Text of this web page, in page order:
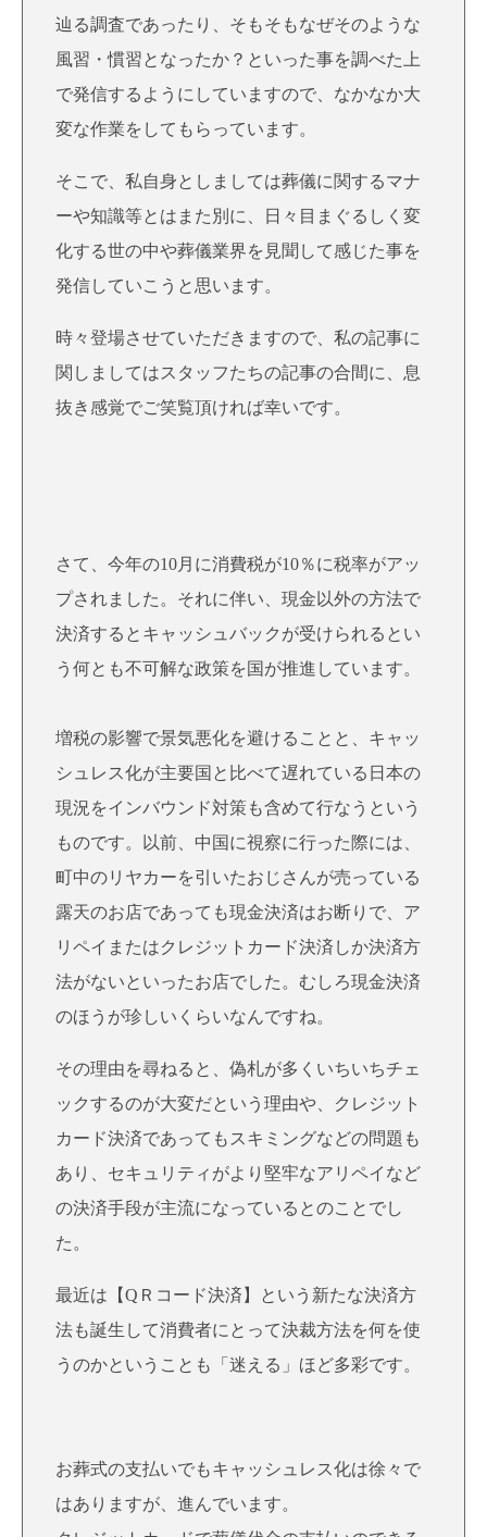
辿る調査であったり、そもそもなぜそのような
風習・慣習となったか？といった事を調べた上
で発信するようにしていますので、なかなか大
変な作業をしてもらっています。
そこで、私自身としましては葬儀に関するマナ
ーや知識等とはまた別に、日々目まぐるしく変
化する世の中や葬儀業界を見聞して感じた事を
発信していこうと思います。
時々登場させていただきますので、私の記事に
関しましてはスタッフたちの記事の合間に、息
抜き感覚でご笑覧頂ければ幸いです。
さて、今年の10月に消費税が10％に税率がアッ
プされました。それに伴い、現金以外の方法で
決済するとキャッシュバックが受けられるとい
う何とも不可解な政策を国が推進しています。
増税の影響で景気悪化を避けることと、キャッ
シュレス化が主要国と比べて遅れている日本の
現況をインバウンド対策も含めて行なうという
ものです。以前、中国に視察に行った際には、
町中のリヤカーを引いたおじさんが売っている
露天のお店であっても現金決済はお断りで、ア
リペイまたはクレジットカード決済しか決済方
法がないといったお店でした。むしろ現金決済
のほうが珍しいくらいなんですね。
その理由を尋ねると、偽札が多くいちいちチェ
ックするのが大変だという理由や、クレジット
カード決済であってもスキミングなどの問題も
あり、セキュリティがより堅牢なアリペイなど
の決済手段が主流になっているとのことでし
た。
最近は【QＲコード決済】という新たな決済方
法も誕生して消費者にとって決裁方法を何を使
うのかということも「迷える」ほど多彩です。
お葬式の支払いでもキャッシュレス化は徐々で
はありますが、進んでいます。